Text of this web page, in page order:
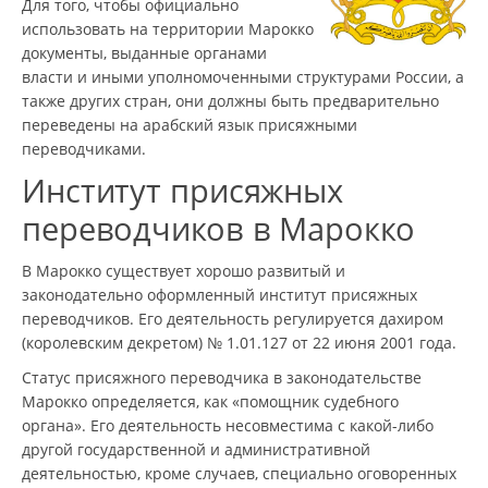
Для того, чтобы официально
использовать на территории Марокко
документы, выданные органами
власти и иными уполномоченными структурами России, а
также других стран, они должны быть предварительно
переведены на арабский язык присяжными
переводчиками.
Институт присяжных
переводчиков в Марокко
В Марокко существует хорошо развитый и
законодательно оформленный институт присяжных
переводчиков. Его деятельность регулируется дахиром
(королевским декретом) № 1.01.127 от 22 июня 2001 года.
Статус присяжного переводчика в законодательстве
Марокко определяется, как «помощник судебного
органа». Его деятельность несовместима с какой-либо
другой государственной и административной
деятельностью, кроме случаев, специально оговоренных